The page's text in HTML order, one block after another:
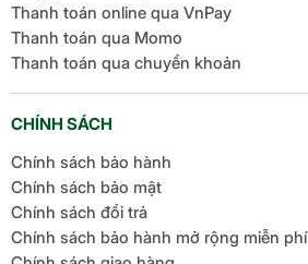
Thanh toán online qua VnPay
Thanh toán qua Momo
Thanh toán qua chuyển khoản
CHÍNH SÁCH
Chính sách bảo hành
Chính sách bảo mật
Chính sách đổi trả
Chính sách bảo hành mở rộng miễn phí